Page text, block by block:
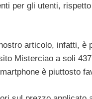
per gli utenti,
articolo, infatti, è
Misterciao a soli
è piuttosto